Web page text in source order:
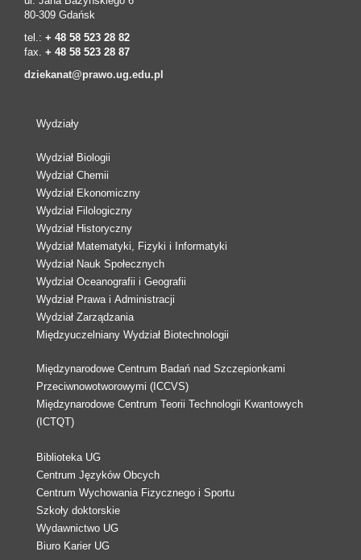
80-309 Gdańsk
tel.: + 48 58 523 28 82
fax. + 48 58 523 28 87
dziekanat@prawo.ug.edu.pl
Wydziały
Wydział Biologii
Wydział Chemii
Wydział Ekonomiczny
Wydział Filologiczny
Wydział Historyczny
Wydział Matematyki, Fizyki i Informatyki
Wydział Nauk Społecznych
Wydział Oceanografii i Geografii
Wydział Prawa i Administracji
Wydział Zarządzania
Międzyuczelniany Wydział Biotechnologii
Międzynarodowe Centrum Badań nad Szczepionkami
Przeciwnowotworowymi (ICCVS)
Międzynarodowe Centrum Teorii Technologii Kwantowych
(ICTQT)
Biblioteka UG
Centrum Języków Obcych
Centrum Wychowania Fizycznego i Sportu
Szkoły doktorskie
Wydawnictwo UG
Biuro Karier UG